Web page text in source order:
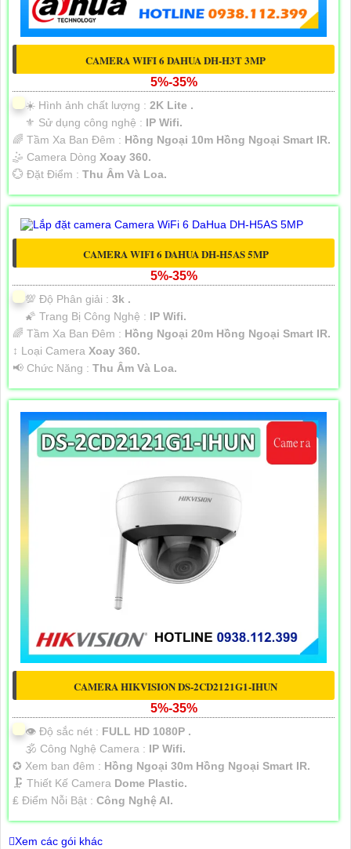
CAMERA WIFI 6 DAHUA DH-H3T 3MP
5%-35%
☀️ Hình ảnh chất lượng : 2K Lite .
⚜️ Sử dụng công nghệ : IP Wifi.
🌈 Tầm Xa Ban Đêm : Hồng Ngoại 10m Hồng Ngoại Smart IR.
🤹 Camera Dòng Xoay 360.
️💮 Đặt Điểm : Thu Âm Và Loa.
CAMERA WIFI 6 DAHUA DH-H5AS 5MP
5%-35%
💯 Độ Phân giải : 3k .
🌠 Trang Bị Công Nghệ : IP Wifi.
🌈 Tầm Xa Ban Đêm : Hồng Ngoại 20m Hồng Ngoại Smart IR.
↕️ Loại Camera Xoay 360.
️📢 Chức Năng : Thu Âm Và Loa.
CAMERA HIKVISION DS-2CD2121G1-IHUN
5%-35%
👁 Độ sắc nét : FULL HD 1080P .
🕉️ Công Nghệ Camera : IP Wifi.
✪ Xem ban đêm : Hồng Ngoại 30m Hồng Ngoại Smart IR.
🗜️ Thiết Kế Camera Dome Plastic.
️₤ Điểm Nỗi Bật : Công Nghệ AI.
Xem các gói khác